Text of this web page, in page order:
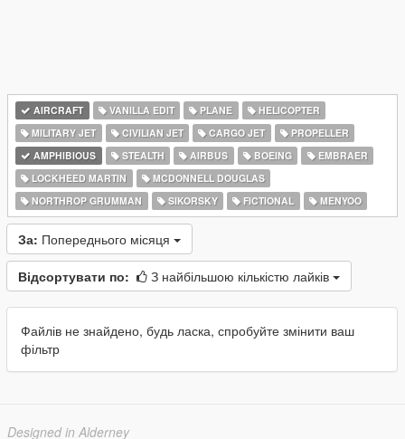
AIRCRAFT VANILLA EDIT PLANE
HELICOPTER
MILITARY JET
CIVILIAN JET CARGO JET
PROPELLER
AMPHIBIOUS
STEALTH AIRBUS BOEING
EMBRAER
LOCKHEED MARTIN
MCDONNELL DOUGLAS
NORTHROP GRUMMAN
SIKORSKY FICTIONAL MENYOO
За: Попереднього місяця
Відсортувати по: З найбільшою кількістю лайків
Файлів не знайдено, будь ласка, спробуйте змінити ваш
фільтр
Designed in Alderney